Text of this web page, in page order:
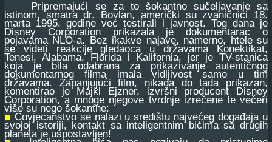
Pripremajući se za to šokantno sučeljavanje sa
istinom, smatra dr. Bovlan, američki su zvaničnici 18.
marta 1995. godine već testirali i javnost. Tog dana je
Disney Corporation prikazala je dokumentarac o
pojavama NLO-a. Bez ikakve najave, namerno, htele su
se videti reakcije gledaoca u državama Konektikat,
Tenesi, Alabama, Florida i Kalifornia, jer je TV-stanica
koja je bila odabrana za prikazivanje autentičnog
dokumentarnog filma imala vidljivost samo u tim
državama. Zapanjujući film, nikada do tada prikazan,
komentirao je Majkl Ejzner, izvršni producent Disney
Corporation, a mnoge njegove tvrdnje izrečene te večeri
više su nego šokantne:
■ Čovjecanstvo se nalazi u središtu najvećeg događaja u
svojoj istoriji, kontakt sa inteligentnim bićima sa drugih
planeta je uspostavljen!